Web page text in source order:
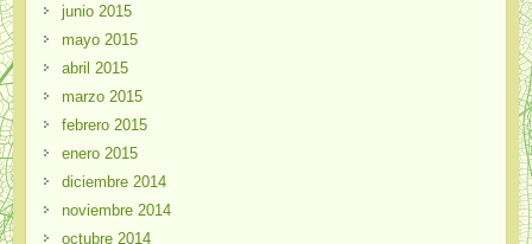
junio 2015
mayo 2015
abril 2015
marzo 2015
febrero 2015
enero 2015
diciembre 2014
noviembre 2014
octubre 2014